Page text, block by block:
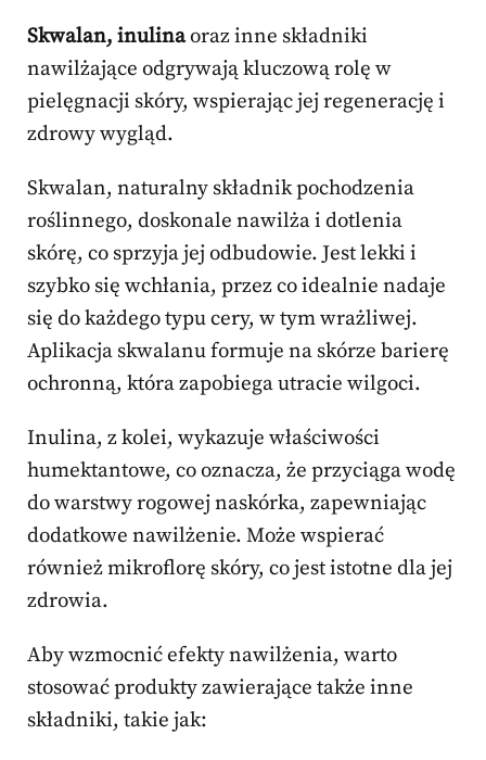
Skwalan, inulinaoraz inne składniki
nawilżające odgrywają kluczową rolę w
pielęgnacji skóry, wspierając jej regenerację i
zdrowy wygląd.
Skwalan, naturalny składnik pochodzenia
roślinnego, doskonale nawilża i dotlenia
skórę, co sprzyja jej odbudowie. Jest lekki i
szybko się wchłania, przez co idealnie nadaje
się do każdego typu cery, w tym wrażliwej.
Aplikacja skwalanu formuje na skórze barierę
ochronną, która zapobiega utracie wilgoci.
Inulina, z kolei, wykazuje właściwości
humektantowe, co oznacza, że przyciąga wodę
do warstwy rogowej naskórka, zapewniając
dodatkowe nawilżenie. Może wspierać
również mikroflorę skóry, co jest istotne dla jej
zdrowia.
Aby wzmocnić efekty nawilżenia, warto
stosować produkty zawierające także inne
składniki, takie jak: